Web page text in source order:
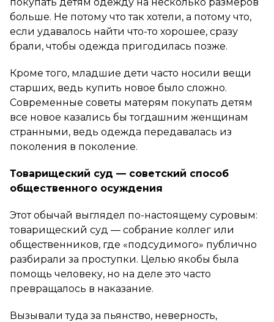
больше. Не потому что так хотели, а потому что,
если удавалось найти что-то хорошее, сразу
брали, чтобы одежда пригодилась позже.
Кроме того, младшие дети часто носили вещи
старших, ведь купить новое было сложно.
Современные советы матерям покупать детям
все новое казались бы тогдашним женщинам
странными, ведь одежда передавалась из
поколения в поколение.
Товарищеский суд — советский способ
общественного осуждения
Этот обычай выглядел по-настоящему суровым:
товарищеский суд — собрание коллег или
общественников, где «подсудимого» публично
разбирали за проступки. Целью якобы была
помощь человеку, но на деле это часто
превращалось в наказание.
Вызывали туда за пьянство, неверность,